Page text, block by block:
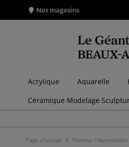
Nos magasins
Acrylique Aquarelle
Céramique Modelage
Page d'accueil Promos / Nouveautés